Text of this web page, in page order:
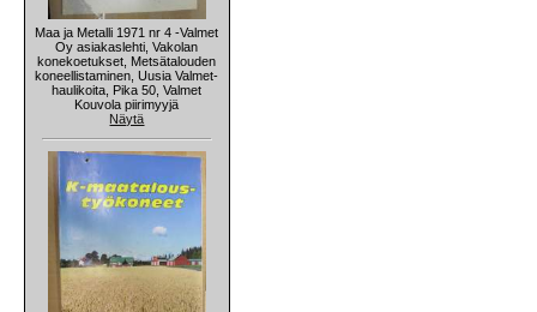
Maa ja Metalli 1971 nr 4 -Valmet
Oy asiakaslehti, Vakolan
konekoetukset, Metsätalouden
koneellistaminen, Uusia Valmet-
haulikoita, Pika 50, Valmet
Kouvola piirimyyjä
Näytä